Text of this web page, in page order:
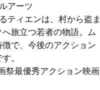
アーツ
ティエンは、村から盗ま
旅立つ若者の物語。ム
で、今後のアクション
。
祭最優秀アクション映画